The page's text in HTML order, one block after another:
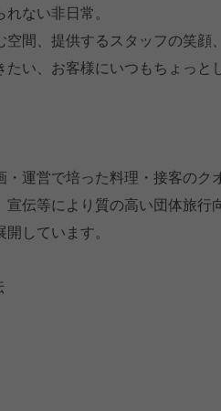
ない非日常。
間、提供するスタッフの笑顔
い、お客様にいつもちょっと
運営で培った料理・接客のク
伝等により質の高い団体旅行
しています。